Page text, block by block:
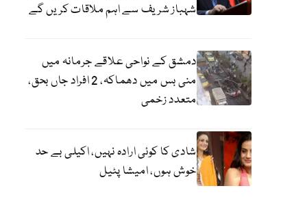
شہباز شریف سے اہم ملاقات کریں گے
دمشق کے نواحی علاقے جرمانہ میں
منی بس میں دھماکہ، 2 افراد جاں بحق،
متعدد زخمی
شادی کا کوئی ارادہ نہیں، اکیلی بے حد
خوش ہوں، امیشا پٹیل